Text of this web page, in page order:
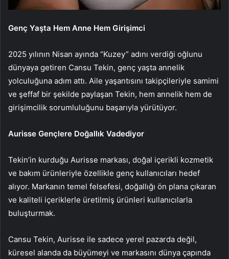
Genç Yaşta Hem Anne Hem Girişimci
2025 yılının Nisan ayında “Kuzey” adını verdiği oğlunu
dünyaya getiren Cansu Tekin, genç yaşta annelik
yolculuğuna adım attı. Aile yaşantısını takipçileriyle samimi
ve şeffaf bir şekilde paylaşan Tekin, hem annelik hem de
girişimcilik sorumluluğunu başarıyla yürütüyor.
Aurisse Gençlere Doğallık Vadediyor
Tekin’in kurduğu Aurisse markası, doğal içerikli kozmetik
ve bakım ürünleriyle özellikle genç kullanıcıları hedef
alıyor. Markanın temel felsefesi, doğallığı ön plana çıkaran
ve kaliteli içeriklerle üretilmiş ürünleri kullanıcılarla
buluşturmak.
Cansu Tekin, Aurisse ile sadece yerel pazarda değil,
küresel alanda da büyümeyi ve markasını dünya çapında